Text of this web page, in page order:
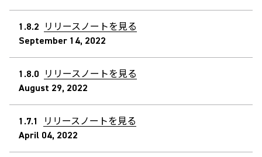
1.8.2 リリースノートを見る
September 14, 2022
1.8.0 リリースノートを見る
August 29, 2022
1.7.1
リリースノートを見る
April 04, 2022